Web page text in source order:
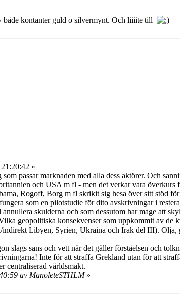
kontanter guld o silvermynt. Och liiiite till
»
passar marknaden med alla dess aktörer. Och
och USA m fl - men det verkar vara överkurs
Rogoff, Borg m fl skrikit sig hesa över sitt stöd
som en pilotstudie för dito avskrivningar i
skulderna och som dessutom har mage att
geopolitiska konsekvenser som uppkommit av de
Libyen, Syrien, Ukraina och Irak del III). Olja,
slags sans och vett när det gäller förståelsen och
Inte för att straffa Grekland utan för att
centraliserad världsmakt.
av ManoleteSTHLM»